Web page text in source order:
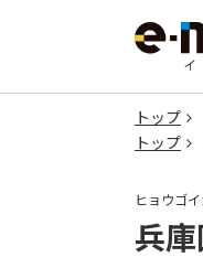
トップ
トップ
ヒョウゴ
兵